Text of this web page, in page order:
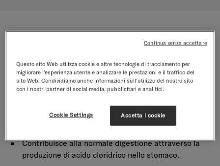
minerali e le vitamine presenti in Microlyte RECHARGE
sono stati selezionati per il loro ruolo riconosciuto nel
sostenere le normali funzioni dell’organismo. Scopri come
questi elementi contribuiscono a un’idratazione efficace e
al benessere fisiologico.
Contribuisce alla normale digestione attraverso la
produzione di acido cloridrico nello stomaco.
Questo sito Web utilizza cookie e altre tecnologie di tracciamento per
migliorare l’esperienza utente e analizzare le prestazioni e il traffico del
sito Web. Condividiamo anche informazioni sull’utilizzo del nostro sito
con i nostri partner di social media, pubblicitari e analitici.
Accetta i cookie
Cookie Settings
Continua senza accettare